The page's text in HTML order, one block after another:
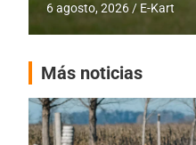
4 agosto, 2026 E-Kart
Más noticias